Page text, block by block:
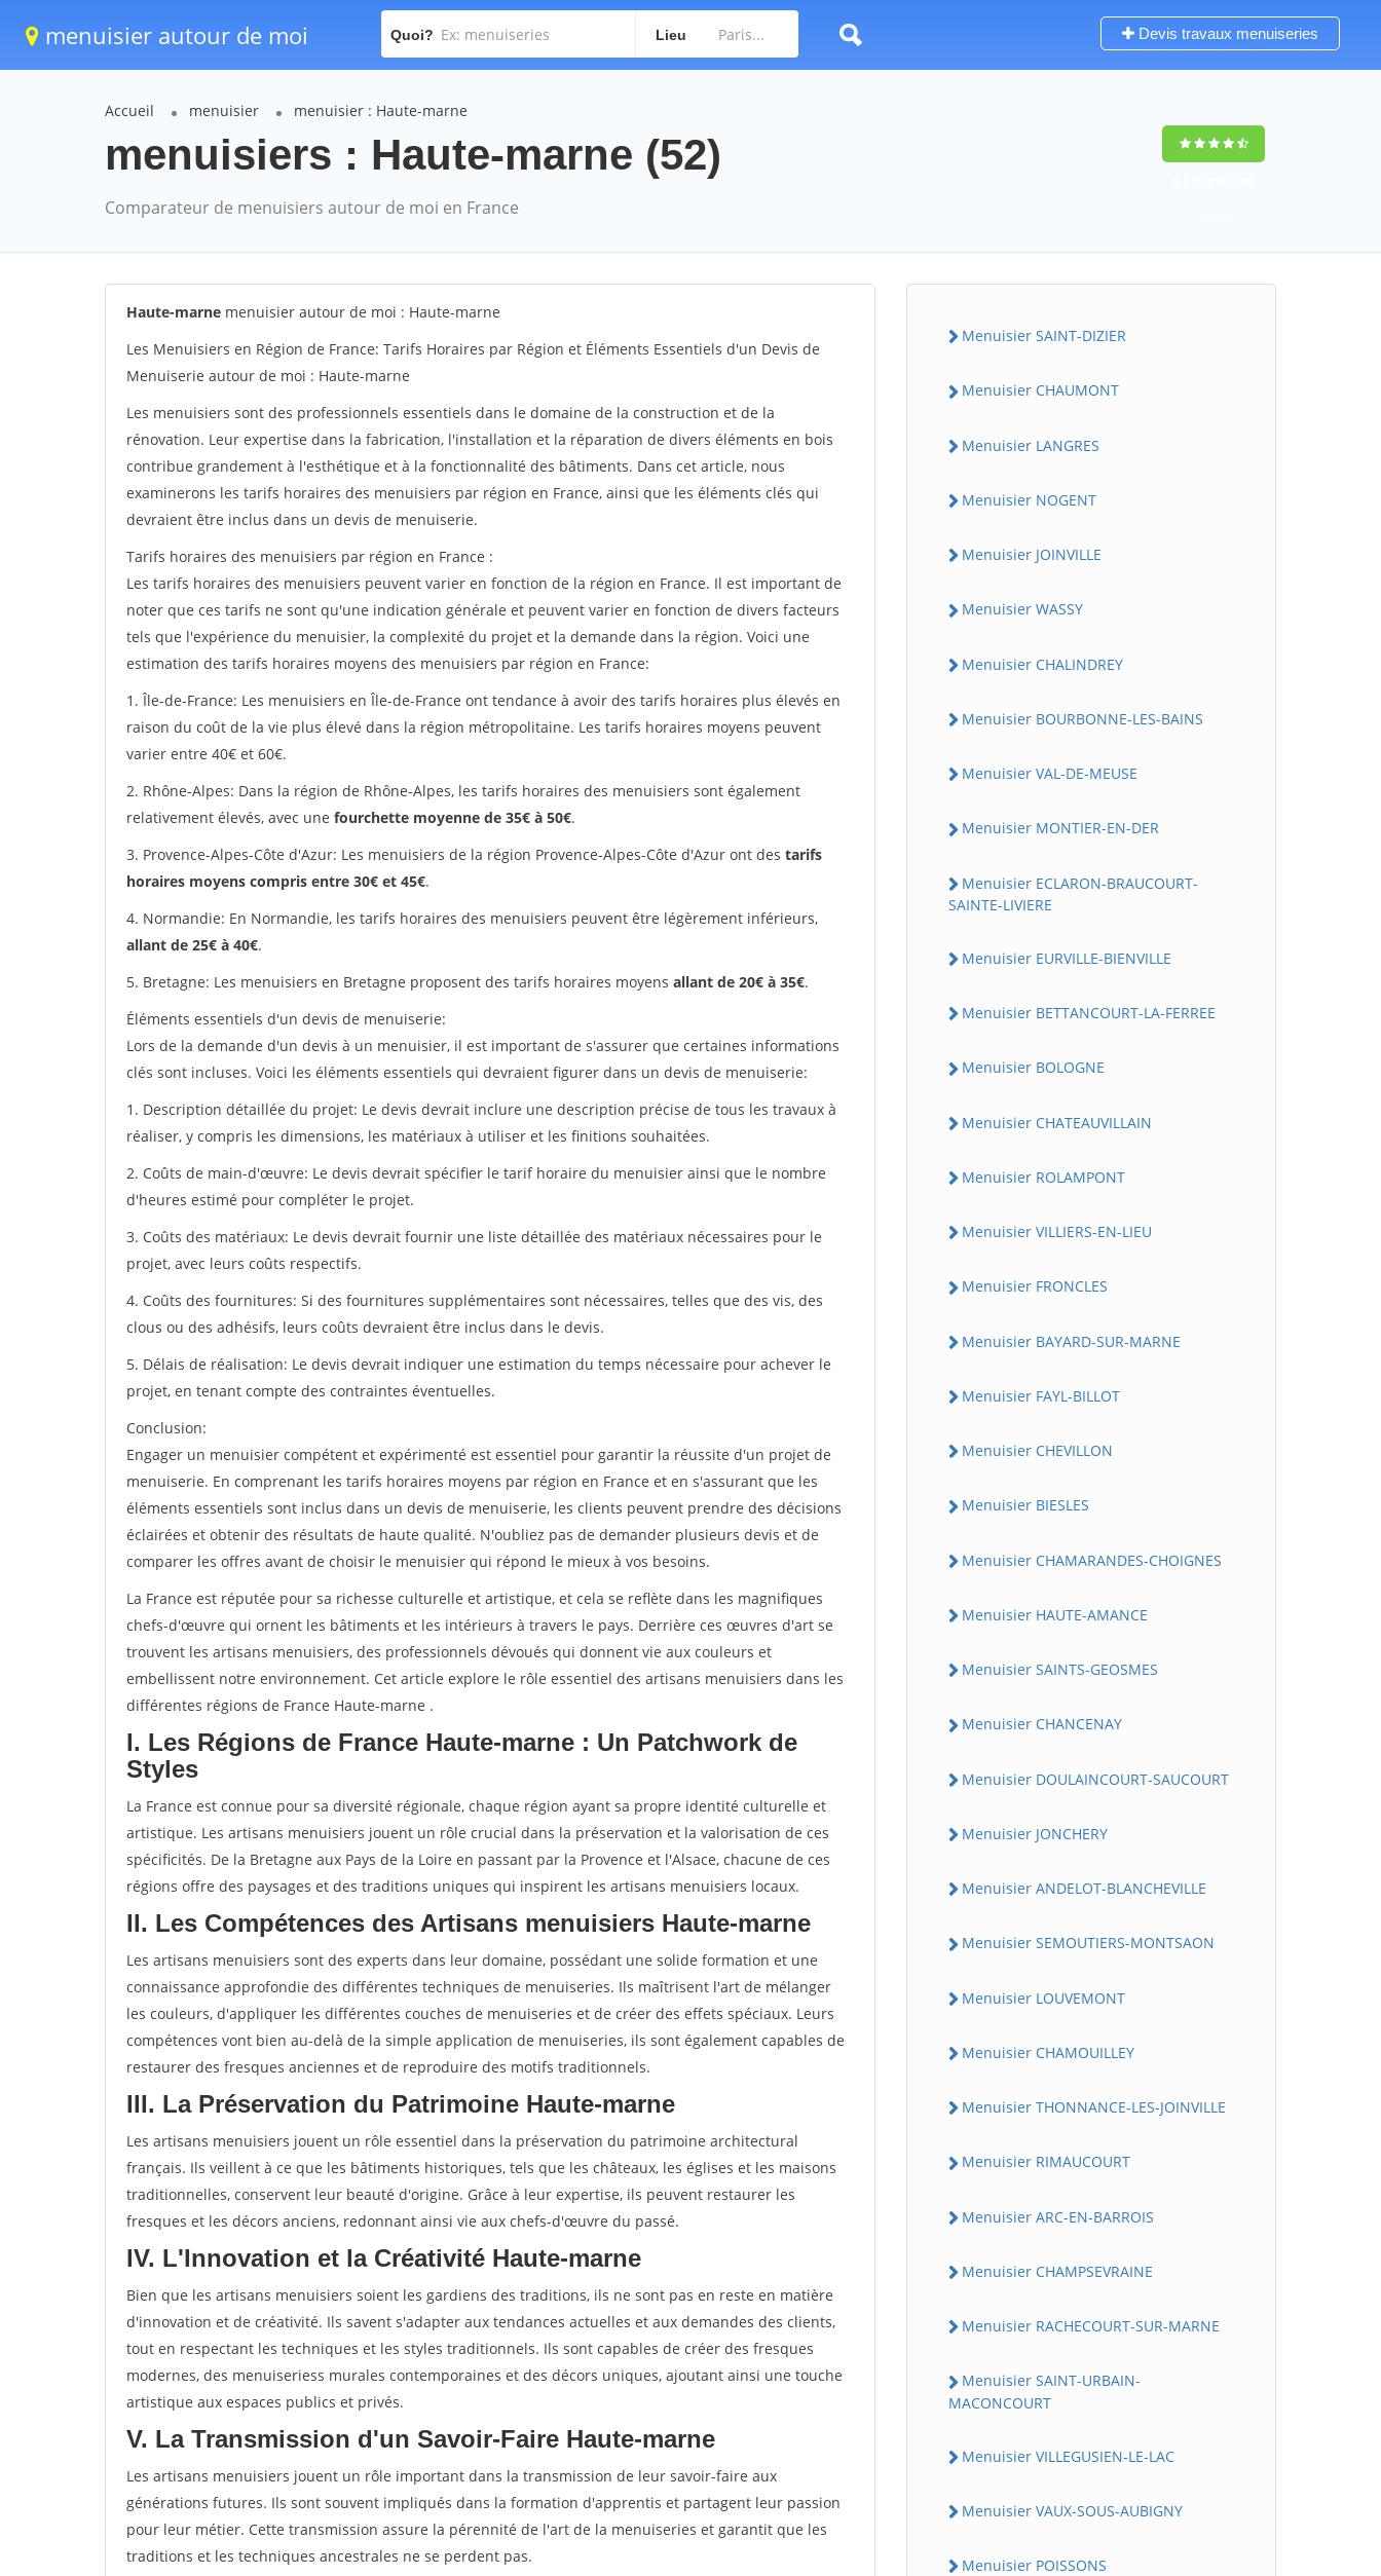
menuisier autour de moi Quoi? Lieu Devis travaux menuiseries
Accueil menuisier menuisier : Haute-marne
menuisiers : Haute-marne (52)
Comparateur de menuisiers autour de moi en France
Haute-marne menuisier autour de moi : Haute-marne
Les Menuisiers en Région de France: Tarifs Horaires par Région et Éléments Essentiels d'un Devis de
Menuiserie autour de moi : Haute-marne
Les menuisiers sont des professionnels essentiels dans le domaine de la construction et de la
rénovation. Leur expertise dans la fabrication, l'installation et la réparation de divers éléments en bois
contribue grandement à l'esthétique et à la fonctionnalité des bâtiments. Dans cet article, nous
examinerons les tarifs horaires des menuisiers par région en France, ainsi que les éléments clés qui
devraient être inclus dans un devis de menuiserie.
Tarifs horaires des menuisiers par région en France :
Les tarifs horaires des menuisiers peuvent varier en fonction de la région en France. Il est important de
noter que ces tarifs ne sont qu'une indication générale et peuvent varier en fonction de divers facteurs
tels que l'expérience du menuisier, la complexité du projet et la demande dans la région. Voici une
estimation des tarifs horaires moyens des menuisiers par région en France:
1. Île-de-France: Les menuisiers en Île-de-France ont tendance à avoir des tarifs horaires plus élevés en
raison du coût de la vie plus élevé dans la région métropolitaine. Les tarifs horaires moyens peuvent
varier entre 40€ et 60€.
2. Rhône-Alpes: Dans la région de Rhône-Alpes, les tarifs horaires des menuisiers sont également
relativement élevés, avec une fourchette moyenne de 35€ à 50€.
3. Provence-Alpes-Côte d'Azur: Les menuisiers de la région Provence-Alpes-Côte d'Azur ont des tarifs
horaires moyens compris entre 30€ et 45€.
4. Normandie: En Normandie, les tarifs horaires des menuisiers peuvent être légèrement inférieurs,
allant de 25€ à 40€.
5. Bretagne: Les menuisiers en Bretagne proposent des tarifs horaires moyens allant de 20€ à 35€.
Éléments essentiels d'un devis de menuiserie:
Lors de la demande d'un devis à un menuisier, il est important de s'assurer que certaines informations
clés sont incluses. Voici les éléments essentiels qui devraient figurer dans un devis de menuiserie:
1. Description détaillée du projet: Le devis devrait inclure une description précise de tous les travaux à
réaliser, y compris les dimensions, les matériaux à utiliser et les finitions souhaitées.
2. Coûts de main-d'œuvre: Le devis devrait spécifier le tarif horaire du menuisier ainsi que le nombre
d'heures estimé pour compléter le projet.
3. Coûts des matériaux: Le devis devrait fournir une liste détaillée des matériaux nécessaires pour le
projet, avec leurs coûts respectifs.
4. Coûts des fournitures: Si des fournitures supplémentaires sont nécessaires, telles que des vis, des
clous ou des adhésifs, leurs coûts devraient être inclus dans le devis.
5. Délais de réalisation: Le devis devrait indiquer une estimation du temps nécessaire pour achever le
projet, en tenant compte des contraintes éventuelles.
Conclusion:
Engager un menuisier compétent et expérimenté est essentiel pour garantir la réussite d'un projet de
menuiserie. En comprenant les tarifs horaires moyens par région en France et en s'assurant que les
éléments essentiels sont inclus dans un devis de menuiserie, les clients peuvent prendre des décisions
éclairées et obtenir des résultats de haute qualité. N'oubliez pas de demander plusieurs devis et de
comparer les offres avant de choisir le menuisier qui répond le mieux à vos besoins.
La France est réputée pour sa richesse culturelle et artistique, et cela se reflète dans les magnifiques
chefs-d'œuvre qui ornent les bâtiments et les intérieurs à travers le pays. Derrière ces œuvres d'art se
trouvent les artisans menuisiers, des professionnels dévoués qui donnent vie aux couleurs et
embellissent notre environnement. Cet article explore le rôle essentiel des artisans menuisiers dans les
différentes régions de France Haute-marne .
I. Les Régions de France Haute-marne : Un Patchwork de
Styles
La France est connue pour sa diversité régionale, chaque région ayant sa propre identité culturelle et
artistique. Les artisans menuisiers jouent un rôle crucial dans la préservation et la valorisation de ces
spécificités. De la Bretagne aux Pays de la Loire en passant par la Provence et l'Alsace, chacune de ces
régions offre des paysages et des traditions uniques qui inspirent les artisans menuisiers locaux.
II. Les Compétences des Artisans menuisiers Haute-marne
Les artisans menuisiers sont des experts dans leur domaine, possédant une solide formation et une
connaissance approfondie des différentes techniques de menuiseries. Ils maîtrisent l'art de mélanger
les couleurs, d'appliquer les différentes couches de menuiseries et de créer des effets spéciaux. Leurs
compétences vont bien au-delà de la simple application de menuiseries, ils sont également capables de
restaurer des fresques anciennes et de reproduire des motifs traditionnels.
III. La Préservation du Patrimoine Haute-marne
Les artisans menuisiers jouent un rôle essentiel dans la préservation du patrimoine architectural
français. Ils veillent à ce que les bâtiments historiques, tels que les châteaux, les églises et les maisons
traditionnelles, conservent leur beauté d'origine. Grâce à leur expertise, ils peuvent restaurer les
fresques et les décors anciens, redonnant ainsi vie aux chefs-d'œuvre du passé.
IV. L'Innovation et la Créativité Haute-marne
Bien que les artisans menuisiers soient les gardiens des traditions, ils ne sont pas en reste en matière
d'innovation et de créativité. Ils savent s'adapter aux tendances actuelles et aux demandes des clients,
tout en respectant les techniques et les styles traditionnels. Ils sont capables de créer des fresques
modernes, des menuiseriess murales contemporaines et des décors uniques, ajoutant ainsi une touche
artistique aux espaces publics et privés.
V. La Transmission d'un Savoir-Faire Haute-marne
Les artisans menuisiers jouent un rôle important dans la transmission de leur savoir-faire aux
générations futures. Ils sont souvent impliqués dans la formation d'apprentis et partagent leur passion
pour leur métier. Cette transmission assure la pérennité de l'art de la menuiseries et garantit que les
traditions et les techniques ancestrales ne se perdent pas.
Menuisier SAINT-DIZIER
Menuisier CHAUMONT
Menuisier LANGRES
Menuisier NOGENT
Menuisier JOINVILLE
Menuisier WASSY
Menuisier CHALINDREY
Menuisier BOURBONNE-LES-BAINS
Menuisier VAL-DE-MEUSE
Menuisier MONTIER-EN-DER
Menuisier ECLARON-BRAUCOURT-
SAINTE-LIVIERE
Menuisier EURVILLE-BIENVILLE
Menuisier BETTANCOURT-LA-FERREE
Menuisier BOLOGNE
Menuisier CHATEAUVILLAIN
Menuisier ROLAMPONT
Menuisier VILLIERS-EN-LIEU
Menuisier FRONCLES
Menuisier BAYARD-SUR-MARNE
Menuisier FAYL-BILLOT
Menuisier CHEVILLON
Menuisier BIESLES
Menuisier CHAMARANDES-CHOIGNES
Menuisier HAUTE-AMANCE
Menuisier SAINTS-GEOSMES
Menuisier CHANCENAY
Menuisier DOULAINCOURT-SAUCOURT
Menuisier JONCHERY
Menuisier ANDELOT-BLANCHEVILLE
Menuisier SEMOUTIERS-MONTSAON
Menuisier LOUVEMONT
Menuisier CHAMOUILLEY
Menuisier THONNANCE-LES-JOINVILLE
Menuisier RIMAUCOURT
Menuisier ARC-EN-BARROIS
Menuisier CHAMPSEVRAINE
Menuisier RACHECOURT-SUR-MARNE
Menuisier SAINT-URBAIN-
MACONCOURT
Menuisier VILLEGUSIEN-LE-LAC
Menuisier VAUX-SOUS-AUBIGNY
Menuisier POISSONS